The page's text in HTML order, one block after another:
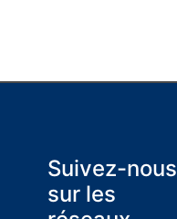
Suivez-nous
sur les